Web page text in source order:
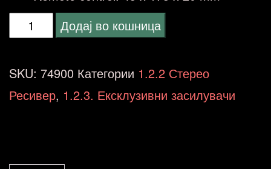
MAGNAT
780
HIGH-
Додај во кошница
SKU: 74900 Категории 1.2.2 Стерео
Ресивер, 1.2.3. Ексклузивни засилувачи